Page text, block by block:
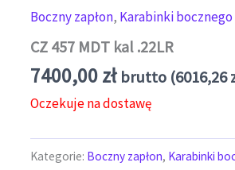
Boczny zapłon, Karabinki bocznego
CZ 457 MDT kal .22LR
7400,00zł brutto (6016,26
Oczekuje na dostawę
Kategorie: Boczny zapłon, Karabinki